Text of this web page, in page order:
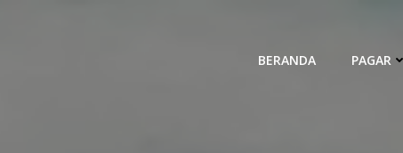
BERANDA PAGAR